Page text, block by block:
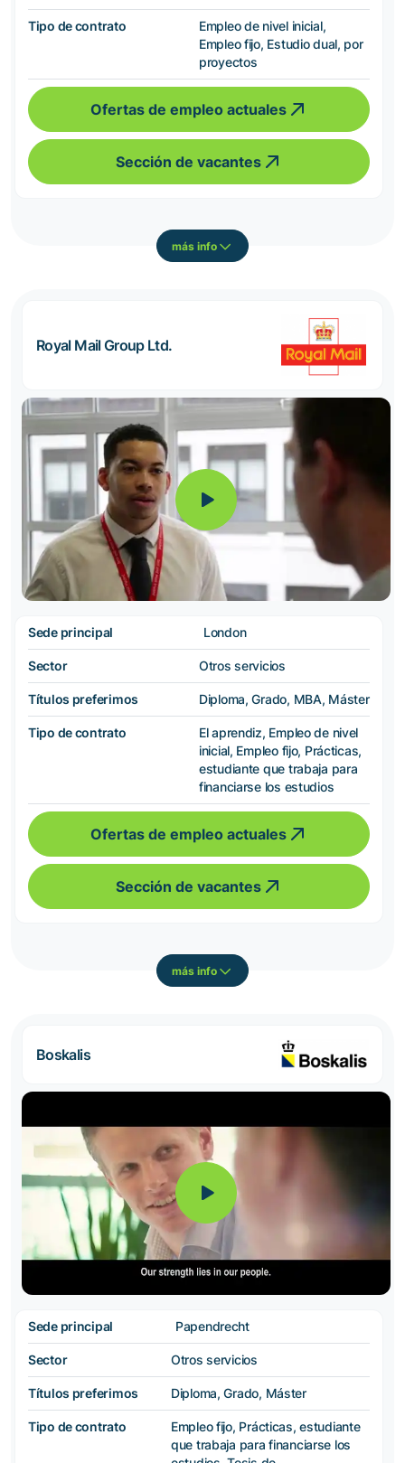
Tipo de contrato
Empleo de nivel inicial,
Empleo fijo, Estudio dual, por
proyectos
Ofertas de empleo actuales
Sección de vacantes
más info
Royal Mail Group Ltd.
Sede principal London
Sector Otros servicios
Títulos preferimos Diploma, Grado, MBA, Máster
Tipo de contrato
El aprendiz, Empleo de nivel
inicial, Empleo fijo, Prácticas,
estudiante que trabaja para
financiarse los estudios
Ofertas de empleo actuales
Sección de vacantes
más info
Boskalis
Sede principal Papendrecht
Sector Otros servicios
Títulos preferimos Diploma, Grado, Máster
Tipo de contrato
Empleo fijo, Prácticas, estudiante
que trabaja para financiarse los